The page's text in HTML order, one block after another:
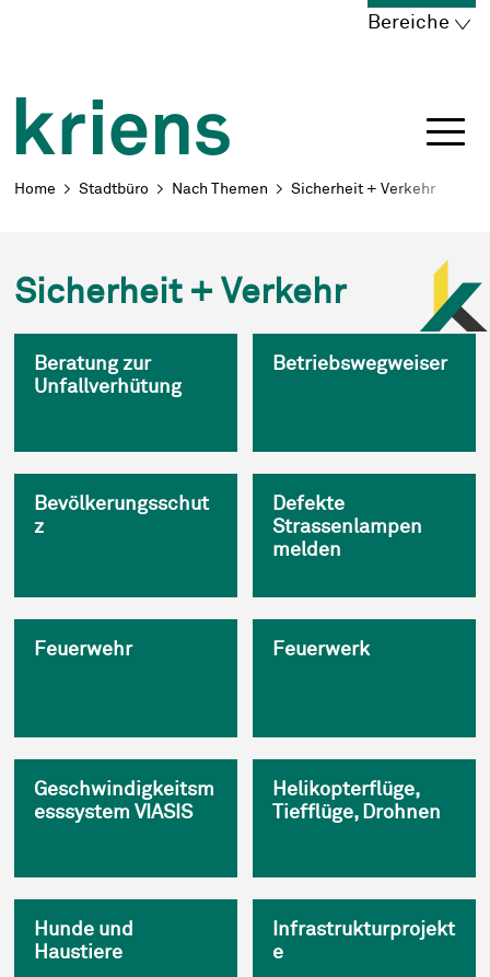
Navigieren in Kriens
Bereiche
Breadcrumb
Home Stadtbüro Nach Themen Sicherheit + Verkehr
Sicherheit + Verkehr
Beratung zur
Unfallverhütung
Betriebswegweiser
Bevölkerungsschut
z
Defekte
Strassenlampen
melden
Feuerwehr Feuerwerk
Geschwindigkeitsm
esssystem VIASIS
Helikopterflüge,
Tiefflüge, Drohnen
Hunde und
Haustiere
Infrastrukturprojekt
e